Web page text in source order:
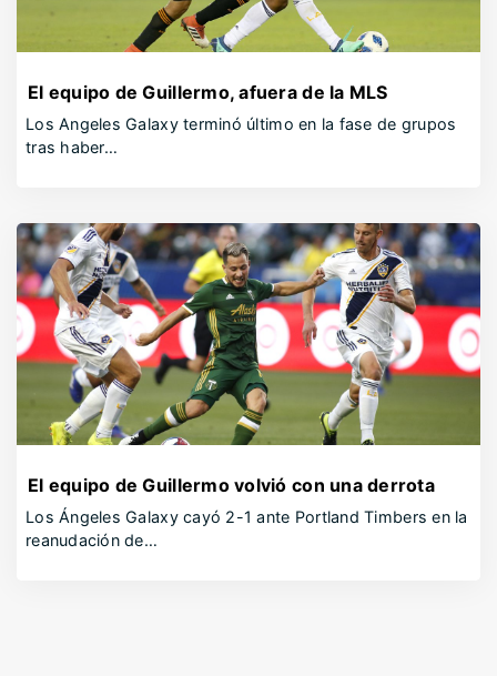
El equipo de Guillermo, afuera de la MLS
Los Angeles Galaxy terminó último en la fase de grupos
tras haber…
El equipo de Guillermo volvió con una derrota
Los Ángeles Galaxy cayó 2-1 ante Portland Timbers en la
reanudación de…